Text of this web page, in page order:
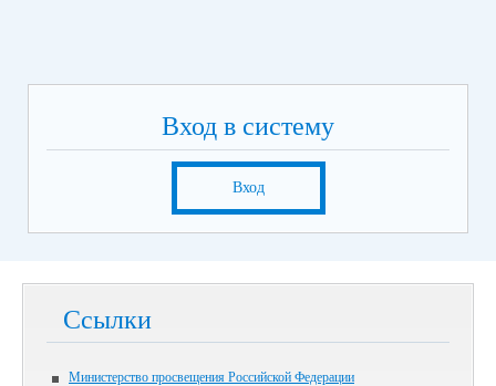
Вход в систему
Вход
Ссылки
Министерство просвещения Российской Федерации